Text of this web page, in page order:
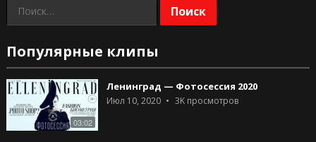
Найти:
Популярные клипы
03:02
Ленинград — Фотосессия 2020
Июл 10, 2020 3Kпросмотров